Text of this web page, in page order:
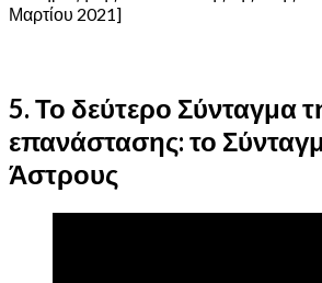
Μαρτίου 2021]
5. Το δεύτερο Σύνταγμα
επανάστασης: το
Άστρους